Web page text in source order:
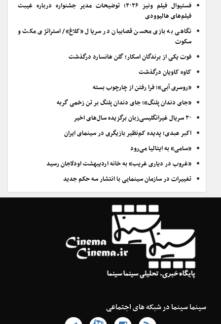
فستیوال فیلم ونیز ۲۰۲۶؛ توضیحات مدیر جشنواره درباره غیبت
فیلم‌های هالیوودی
نگاهی به بازی محسن قصابیان در سریال «کلاغ»/ استراتژی مکث و
سکوت
فوت یکی از برندگان اسکار؛ گلن هانسارد درگذشت
کاوه کاویان درگذشت
«روسری آبی»؛ فرا رفتن از چارچوب بسته
«جای دندان پلنگ»؛ جای دندان پلنگ بر تن زخمی گربه
۲۰ سریال غیرانگلیسی‌زبان برگزیده سال‌های اخیر
اکبر عبدی؛ پدیده کم‌نظیر بازیگری در سینمای ایران
«سامی» به ایتالیا می‌رود
«غروب در دیاری غریب» به خانه اردیبهشت اودلاجان رسید
تغییرات در سازمان سینمایی با انتشار سه حکم جدید
سینما سینما در شبکه های اجتماعی